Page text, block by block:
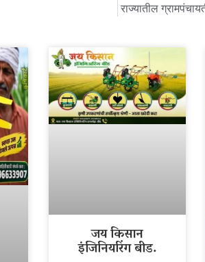
राज्यातील
जय किसान
इंजिनियरिंग बीड.